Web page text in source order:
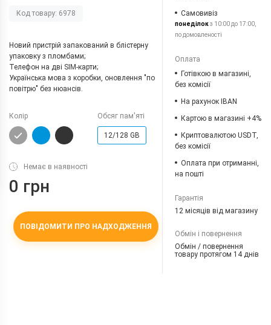
Код товару: 6978
Новий пристрій запакований в блістерну
упаковку з пломбами;
Телефон на дві SIM-карти;
Українська мова з коробки, оновлення "по
повітрю" без нюансів.
Колір Обсяг пам'яті
12/128 GB
Немає в наявності
0 грн
ПОВІДОМИТИ ПРО НАДХОДЖЕННЯ
Самовивіз
понеділокз 10:00 до 17:00,
по домовленості
Оплата
Готівкою в магазині,
без комісії
На рахунок IBAN
Картою в магазині +4%
Криптовалютою USDT,
без комісії
Оплата при отриманні,
на пошті
Гарантія
12 місяців від магазину
Обмін і повернення
Обмін / повернення
товару протягом 14 днів